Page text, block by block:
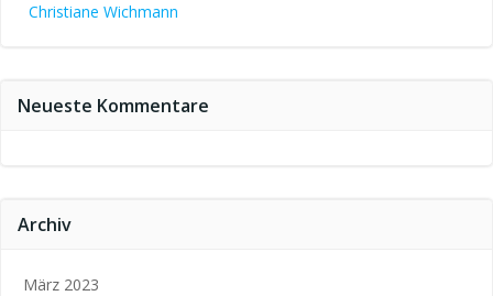
Christiane Wichmann
Neueste Kommentare
Archiv
März 2023